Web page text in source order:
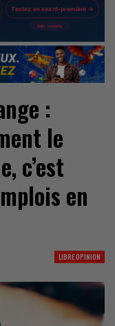
:
le
c’est
en
LIBRE OPINION